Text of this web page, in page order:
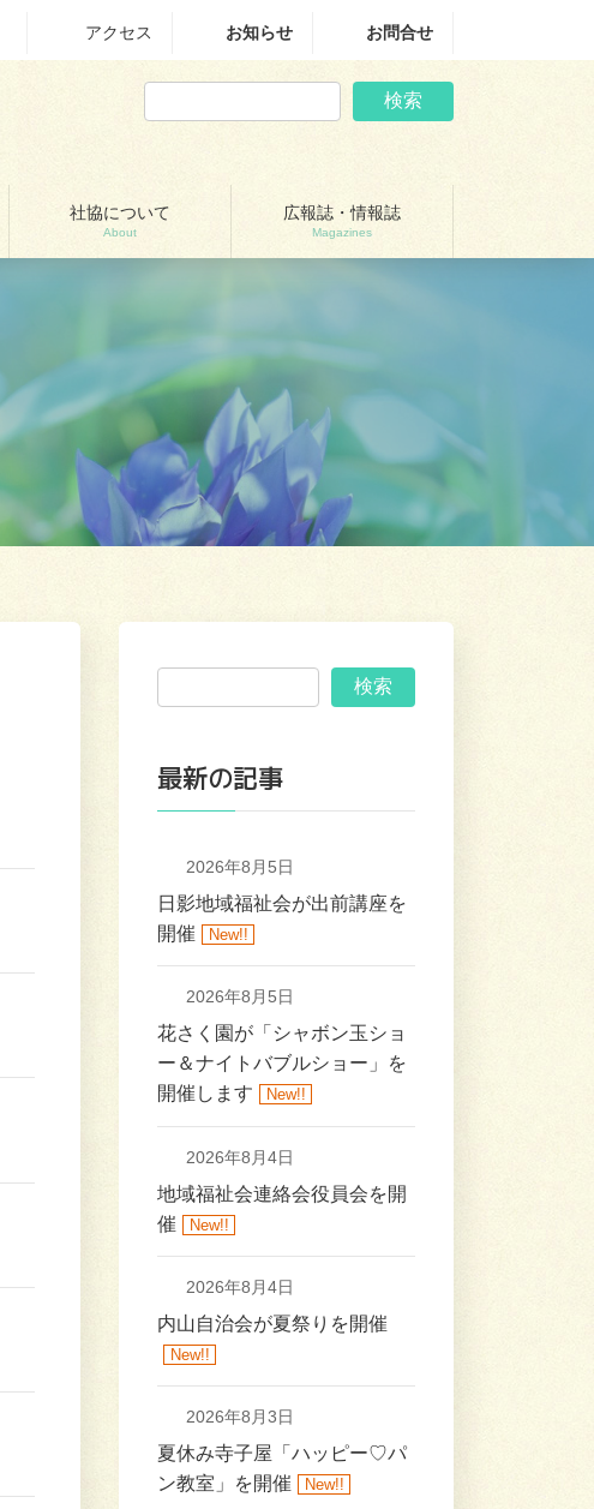
アクセス お知らせ お問合せ
検索
社協について
About
広報誌・情報誌
Magazines
検索
最新の記事
2026年8月5日
日影地域福祉会が出前講座を
開催
New!!
2026年8月5日
花さく園が「シャボン玉ショ
ー＆ナイトバブルショー」を
開催します
New!!
2026年8月4日
地域福祉会連絡会役員会を開
催
New!!
2026年8月4日
内山自治会が夏祭りを開催
New!!
2026年8月3日
夏休み寺子屋「ハッピー♡パ
ン教室」を開催
New!!